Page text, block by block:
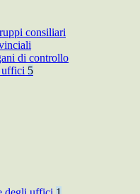
consiliari
di controllo
uffici 5